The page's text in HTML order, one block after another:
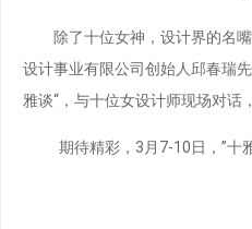
除了十位女神，设计界的名
设计事业有限公司创始人邱春瑞
雅谈“，与十位女设计师现场对话
期待精彩，3月7-10日，”十